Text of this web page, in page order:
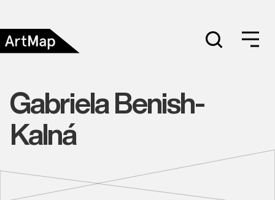
Gabriela Benish-
Kalná